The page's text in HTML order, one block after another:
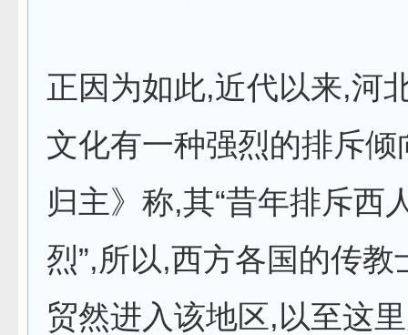
正因为如此,近代以来,河
文化有一种强烈的排斥倾
归主》称,其“昔年排斥西
烈”,所以,西方各国的传教
贸然进入该地区,以至这